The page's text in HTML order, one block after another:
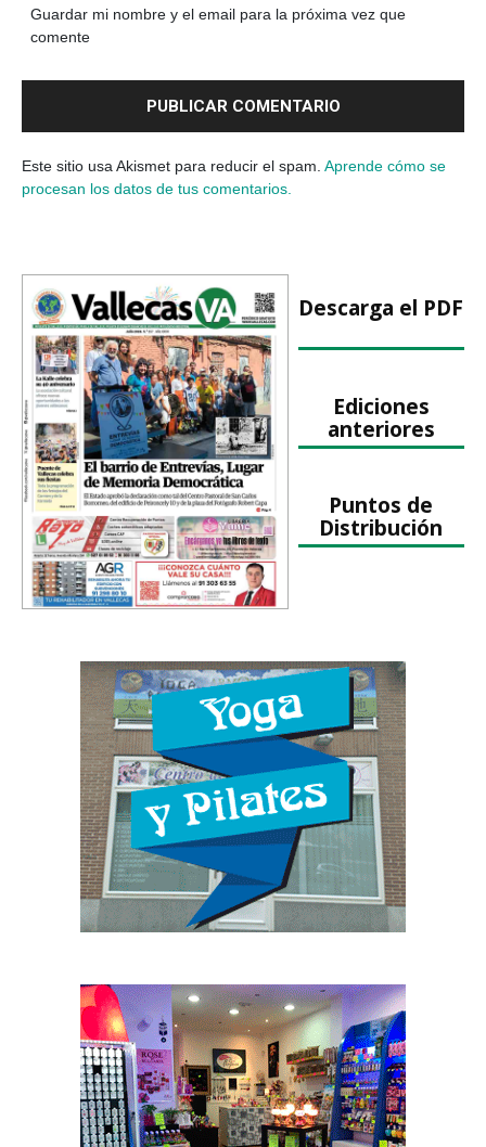
Guardar mi nombre y el email para la próxima vez que
comente
Este sitio usa Akismet para reducir el spam. Aprende cómo se
procesan los datos de tus comentarios.
Descarga el PDF
Ediciones
anteriores
Puntos de
Distribución